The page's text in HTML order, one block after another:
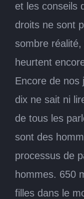
et les conseils
droits ne sont
sombre réalité,
heurtent
Encore de nos
dix ne sait ni
de tous les
sont des
processus de
hommes. 650
filles dans le